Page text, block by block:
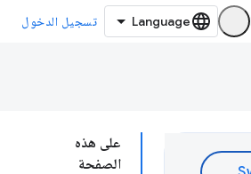
تسجيل الدخول
على هذه
الصفحة